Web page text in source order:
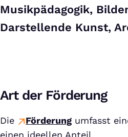
Musikpädagogik,
Darstellende Kunst,
Art der Förderung
Die Förderung umfasst
einen ideellen Anteil.